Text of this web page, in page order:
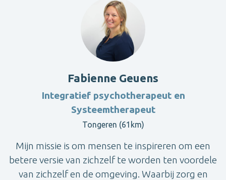
Fabienne Geuens
Integratief psychotherapeut en
Systeemtherapeut
Tongeren (61km)
Mijn missie is om mensen te inspireren om een
betere versie van zichzelf te worden ten voordele
van zichzelf en de omgeving. Waarbij zorg en